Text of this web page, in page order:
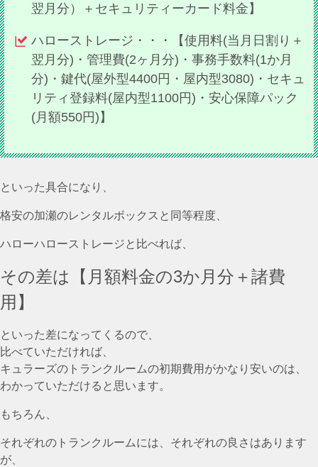
翌月分）＋セキュリティーカード料金】
ハローストレージ・・・【使用料(当月日割り＋
翌月分)・管理費(2ヶ月分)・事務手数料(1か月
分)・鍵代(屋外型4400円・屋内型3080)・セキュ
リティ登録料(屋内型1100円)・安心保障パック
(月額550円)】
といった具合になり、
格安の加瀬のレンタルボックスと同等程度、
ハローハローストレージと比べれば、
その差は【月額料金の3か月分＋諸費
用】
といった差になってくるので、
比べていただければ、
キュラーズのトランクルームの初期費用がかなり安いのは、
わかっていただけると思います。
もちろん、
それぞれのトランクルームには、それぞれの良さはあります
が、